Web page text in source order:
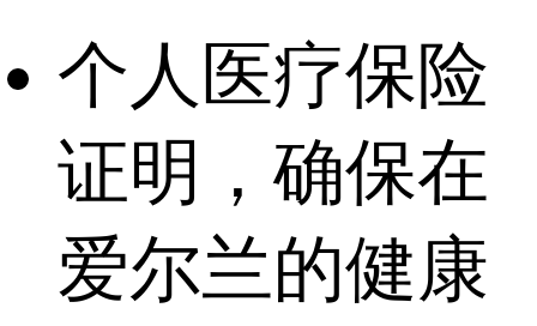
个人医疗保险
证明，确保在
爱尔兰的健康